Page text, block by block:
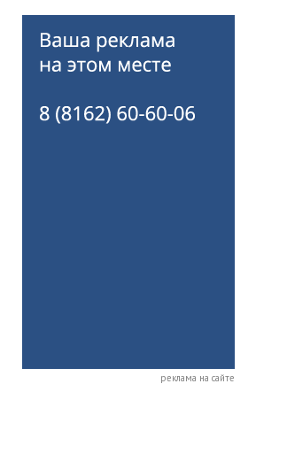
реклама на сайте